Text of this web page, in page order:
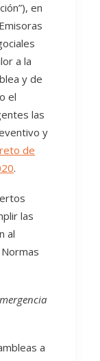
en
a la
y de
el
las
y
de
.
las
al
a